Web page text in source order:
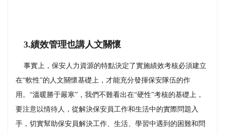
3.績效管理也講人文關懷
事實上，保安人力資源的特點決定了實施績效考核必須建立
在“軟性”的人文關懷基礎上，才能充分發揮保安隊伍的作
用。“溫暖勝于嚴寒”，我們不難看出在“硬性”考核的基礎上，
要注意以情待人，從解決保安員工作和生活中的實際問題入
手，切實幫助保安員解決工作、生活、學習中遇到的困難和問